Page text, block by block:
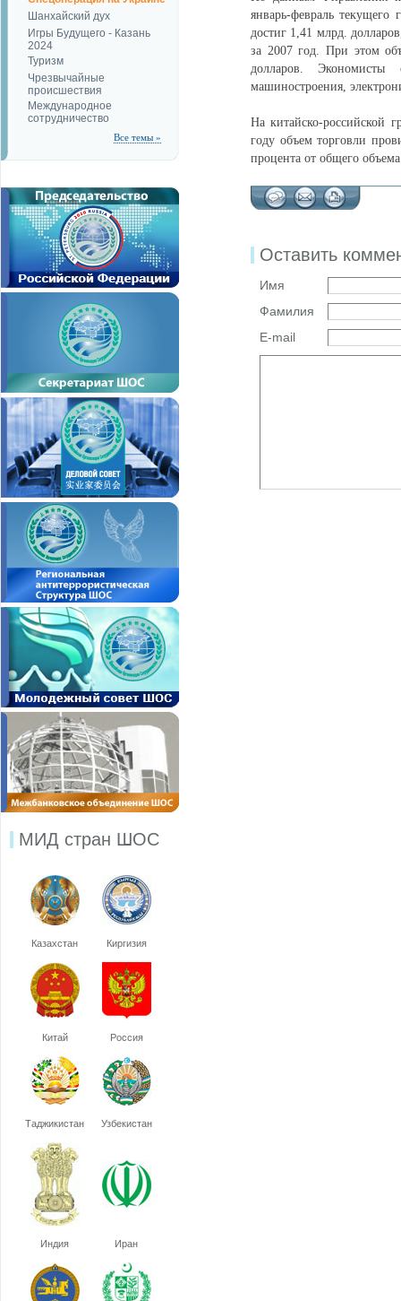
Шанхайский дух
Игры Будущего - Казань
2024
Туризм
Чрезвычайные
происшествия
Международное
сотрудничество
Все темы »
МИД стран ШОС
Казахстан Киргизия
Китай Россия
Таджикистан Узбекистан
Индия Иран
январь-февраль
достиг 1,41 млрд.
за 2007 год. При этом
долларов.
машиностроения,
На китайско-российской
году объем торговли
процента от общего
Оставить
Имя
Фамилия
E-mail